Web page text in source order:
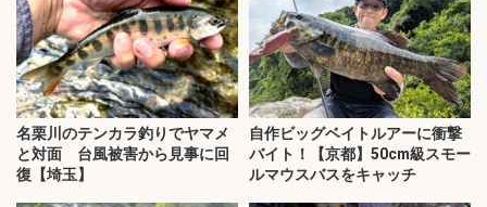
名栗川のテンカラ釣りでヤマメ
と対面 台風被害から見事に回
復【埼玉】
自作ビッグベイトルアーに衝撃
バイト！【京都】50cm級スモー
ルマウスバスをキャッチ